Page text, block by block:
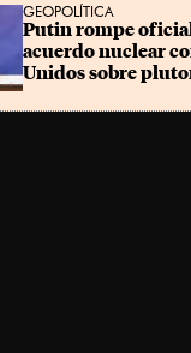
GEOPOLÍTICA
Putin rompe
acuerdo nuclear
Unidos sobre